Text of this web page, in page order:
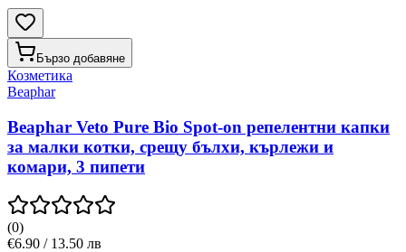
Бързо добавяне
Козметика
Beaphar
Beaphar Veto Pure Bio Spot-on репелентни капки
за малки котки, срещу бълхи, кърлежи и
комари, 3 пипети
(0)
€6.90 / 13.50 лв